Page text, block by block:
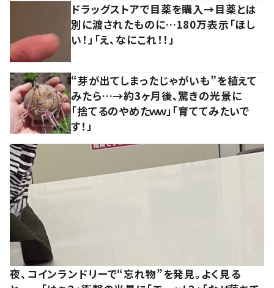
ドラッグストアで目薬を購入→目薬とは
別に渡されたものに…180万表示「ほし
い！」「え、なにこれ！！」
“芽が出てしまったじゃがいも”を植えて
みたら…→約3ヶ月後、驚きの光景に
「捨てるのやめたｗｗ」「育ててみたいで
す！」
夜、コインランドリーで“忘れ物”を発見。よく見る